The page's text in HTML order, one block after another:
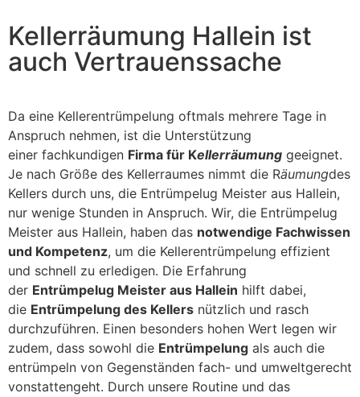
Kellerräumung Hallein ist
auch Vertrauenssache
Da eine Kellerentrümpelung oftmals mehrere Tage in
Anspruch nehmen, ist die Unterstützung
einer fachkundigen Firma für Kellerräumung geeignet.
Je nach Größe des Kellerraumes nimmt die Räumungdes
Kellers durch uns, die Entrümpelug Meister aus Hallein,
nur wenige Stunden in Anspruch. Wir, die Entrümpelug
Meister aus Hallein, haben das notwendige Fachwissen
und Kompetenz, um die Kellerentrümpelung effizient
und schnell zu erledigen. Die Erfahrung
der Entrümpelug Meister aus Hallein hilft dabei,
die Entrümpelung des Kellers nützlich und rasch
durchzuführen. Einen besonders hohen Wert legen wir
zudem, dass sowohl die Entrümpelung als auch die
entrümpeln von Gegenständen fach- und umweltgerecht
vonstattengeht. Durch unsere Routine und das